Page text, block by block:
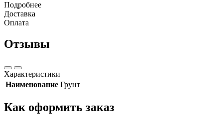
Подробнее
Доставка
Оплата
Отзывы
Характеристики
Наименование Грунт
Как оформить заказ